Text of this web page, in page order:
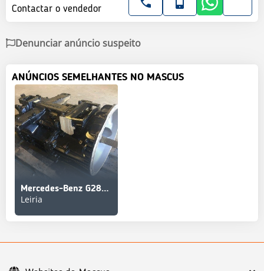
Contactar o vendedor
Denunciar anúncio suspeito
ANÚNCIOS SEMELHANTES NO MASCUS
Mercedes-Benz G281-12 Caixa de Velocidades
Leiria